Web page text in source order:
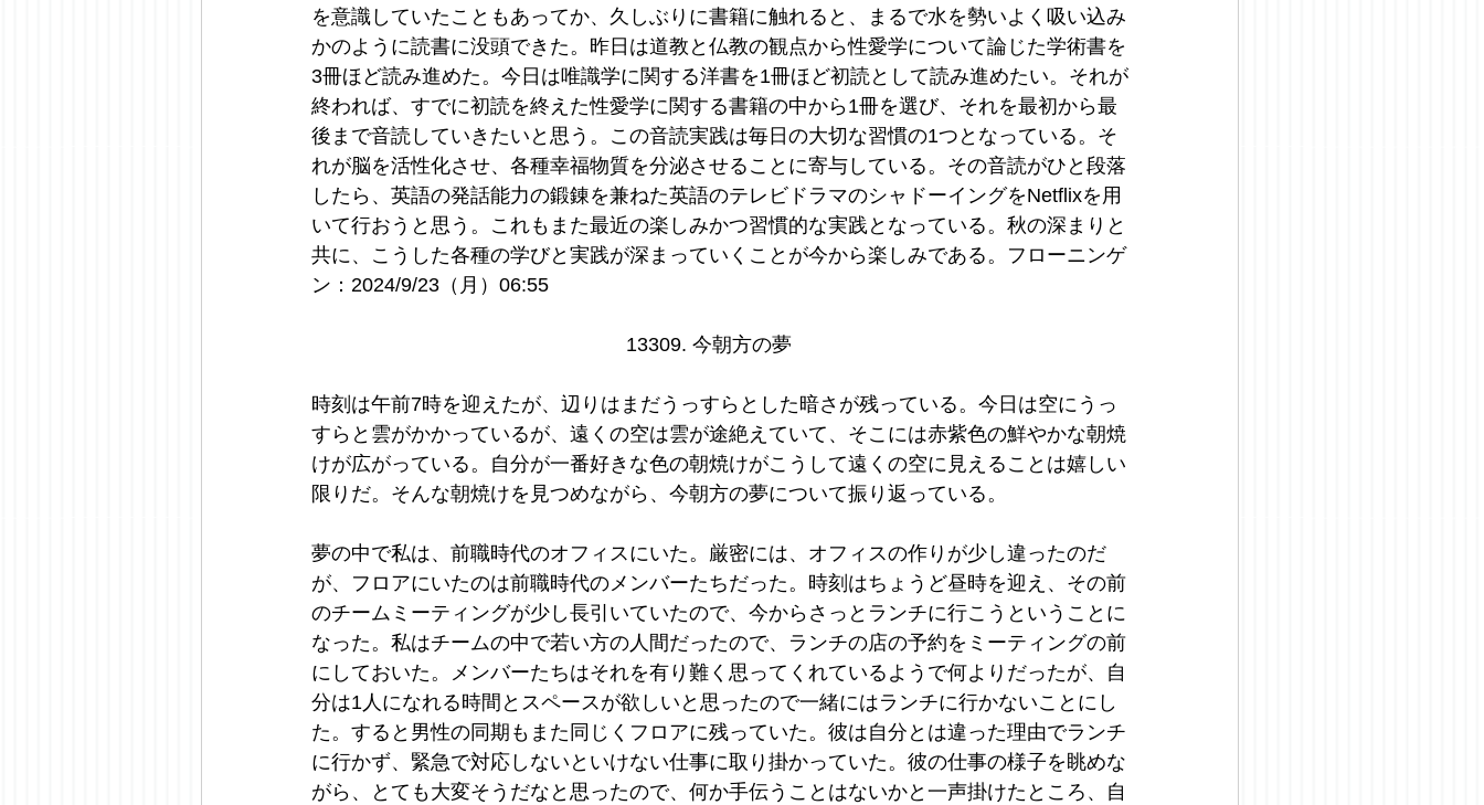
を意識していたこともあってか、久しぶりに書籍に触れると、まるで水を勢いよく吸い込み
かのように読書に没頭できた。昨日は道教と仏教の観点から性愛学について論じた学術書を
3冊ほど読み進めた。今日は唯識学に関する洋書を1冊ほど初読として読み進めたい。それが
終われば、すでに初読を終えた性愛学に関する書籍の中から1冊を選び、それを最初から最
後まで音読していきたいと思う。この音読実践は毎日の大切な習慣の1つとなっている。そ
れが脳を活性化させ、各種幸福物質を分泌させることに寄与している。その音読がひと段落
したら、英語の発話能力の鍛錬を兼ねた英語のテレビドラマのシャドーイングをNetflixを用
いて行おうと思う。これもまた最近の楽しみかつ習慣的な実践となっている。秋の深まりと
共に、こうした各種の学びと実践が深まっていくことが今から楽しみである。フローニンゲ
ン：2024/9/23（月）06:55
13309. 今朝方の夢
時刻は午前7時を迎えたが、辺りはまだうっすらとした暗さが残っている。今日は空にうっ
すらと雲がかかっているが、遠くの空は雲が途絶えていて、そこには赤紫色の鮮やかな朝焼
けが広がっている。自分が一番好きな色の朝焼けがこうして遠くの空に見えることは嬉しい
限りだ。そんな朝焼けを見つめながら、今朝方の夢について振り返っている。
夢の中で私は、前職時代のオフィスにいた。厳密には、オフィスの作りが少し違ったのだ
が、フロアにいたのは前職時代のメンバーたちだった。時刻はちょうど昼時を迎え、その前
のチームミーティングが少し長引いていたので、今からさっとランチに行こうということに
なった。私はチームの中で若い方の人間だったので、ランチの店の予約をミーティングの前
にしておいた。メンバーたちはそれを有り難く思ってくれているようで何よりだったが、自
分は1人になれる時間とスペースが欲しいと思ったので一緒にはランチに行かないことにし
た。すると男性の同期もまた同じくフロアに残っていた。彼は自分とは違った理由でランチ
に行かず、緊急で対応しないといけない仕事に取り掛かっていた。彼の仕事の様子を眺めな
がら、とても大変そうだなと思ったので、何か手伝うことはないかと一声掛けたところ、自